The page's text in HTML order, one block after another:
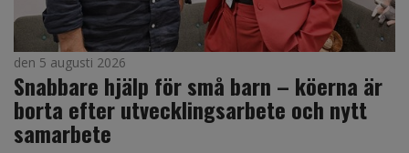
den 5 augusti 2026
Snabbare hjälp för små barn – köerna är
borta efter utvecklingsarbete och nytt
samarbete